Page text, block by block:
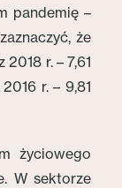
pandemię –
że
r. – 7,61
r. – 9,81
życiowego
W sektorze